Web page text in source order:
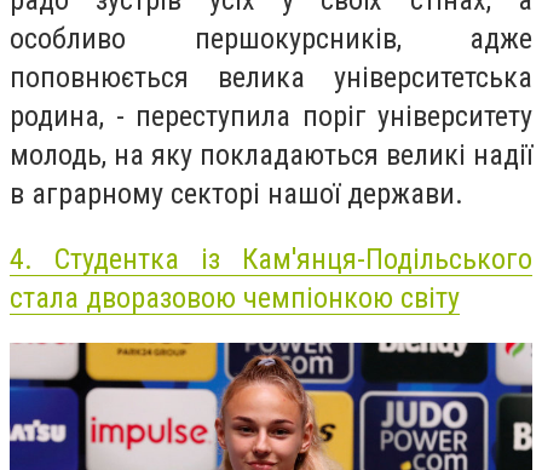
особливо першокурсників, адже
поповнюється велика університетська
родина, - переступила поріг університету
молодь, на яку покладаються великі надії
в аграрному секторі нашої держави.
4. Студентка із Кам'янця-Подільського
стала дворазовою чемпіонкою світу